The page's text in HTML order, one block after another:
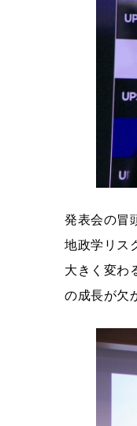
発表会の冒
地政学リス
大きく変わ
の成長が欠